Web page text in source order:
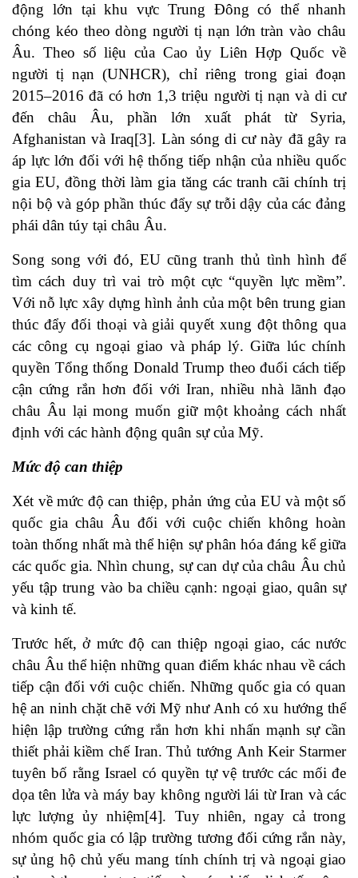
động lớn tại khu vực Trung Đông có thể nhanh
chóng kéo theo dòng người tị nạn lớn tràn vào châu
Âu. Theo số liệu của Cao ủy Liên Hợp Quốc về
người tị nạn (UNHCR), chỉ riêng trong giai đoạn
2015–2016 đã có hơn 1,3 triệu người tị nạn và di cư
đến châu Âu, phần lớn xuất phát từ Syria,
Afghanistan và Iraq[3]. Làn sóng di cư này đã gây ra
áp lực lớn đối với hệ thống tiếp nhận của nhiều quốc
gia EU, đồng thời làm gia tăng các tranh cãi chính trị
nội bộ và góp phần thúc đẩy sự trỗi dậy của các đảng
phái dân túy tại châu Âu.
Song song với đó, EU cũng tranh thủ tình hình để
tìm cách duy trì vai trò một cực “quyền lực mềm”.
Với nỗ lực xây dựng hình ảnh của một bên trung gian
thúc đẩy đối thoại và giải quyết xung đột thông qua
các công cụ ngoại giao và pháp lý. Giữa lúc chính
quyền Tổng thống Donald Trump theo đuổi cách tiếp
cận cứng rắn hơn đối với Iran, nhiều nhà lãnh đạo
châu Âu lại mong muốn giữ một khoảng cách nhất
định với các hành động quân sự của Mỹ.
Mức độ can thiệp
Xét về mức độ can thiệp, phản ứng của EU và một số
quốc gia châu Âu đối với cuộc chiến không hoàn
toàn thống nhất mà thể hiện sự phân hóa đáng kể giữa
các quốc gia. Nhìn chung, sự can dự của châu Âu chủ
yếu tập trung vào ba chiều cạnh: ngoại giao, quân sự
và kinh tế.
Trước hết, ở mức độ can thiệp ngoại giao, các nước
châu Âu thể hiện những quan điểm khác nhau về cách
tiếp cận đối với cuộc chiến. Những quốc gia có quan
hệ an ninh chặt chẽ với Mỹ như Anh có xu hướng thể
hiện lập trường cứng rắn hơn khi nhấn mạnh sự cần
thiết phải kiềm chế Iran. Thủ tướng Anh Keir Starmer
tuyên bố rằng Israel có quyền tự vệ trước các mối đe
dọa tên lửa và máy bay không người lái từ Iran và các
lực lượng ủy nhiệm[4]. Tuy nhiên, ngay cả trong
nhóm quốc gia có lập trường tương đối cứng rắn này,
sự ủng hộ chủ yếu mang tính chính trị và ngoại giao